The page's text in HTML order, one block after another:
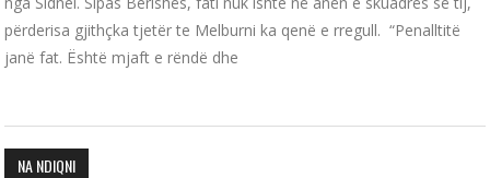
përderisa gjithçka tjetër te Melburni ka qenë e rregull. “Penalltitë
janë fat. Është mjaft e rëndë dhe
NA NDIQNI